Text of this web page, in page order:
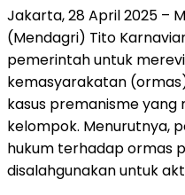
Jakarta, 28 April 2025 –
(Mendagri) Tito
pemerintah untuk
kemasyarakatan
kasus premanisme
kelompok. Menurutnya,
hukum terhadap ormas
disalahgunakan untuk